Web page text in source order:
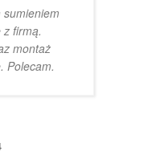
z firmą.
montaż
Polecam.